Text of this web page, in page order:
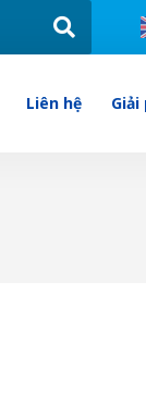
Liên hệ Giải